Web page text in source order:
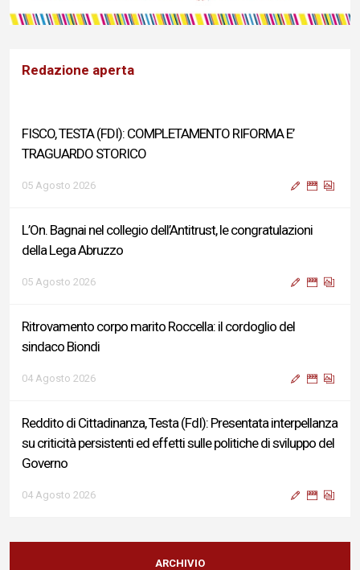
Redazione aperta
FISCO, TESTA (FDI): COMPLETAMENTO RIFORMA E’
TRAGUARDO STORICO
05 Agosto 2026
L’On. Bagnai nel collegio dell’Antitrust, le congratulazioni
della Lega Abruzzo
05 Agosto 2026
Ritrovamento corpo marito Roccella: il cordoglio del
sindaco Biondi
04 Agosto 2026
Reddito di Cittadinanza, Testa (FdI): Presentata interpellanza
su criticità persistenti ed effetti sulle politiche di sviluppo del
Governo
04 Agosto 2026
Sigismondi, Liris e Testa: “Profondo cordoglio e vicinanza al
Ministro Roccella e alla sua famiglia”
ARCHIVIO